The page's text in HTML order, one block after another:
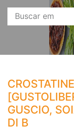
GUSCIO,
DI B